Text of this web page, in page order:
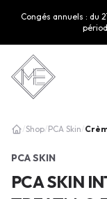
Congés annuels : du
/Shop/ PCA Skin/
PCA SKIN
PCA SKIN